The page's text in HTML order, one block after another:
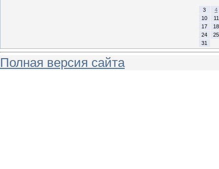
3
4
10
11
17
18
24
25
31
Полная версия сайта